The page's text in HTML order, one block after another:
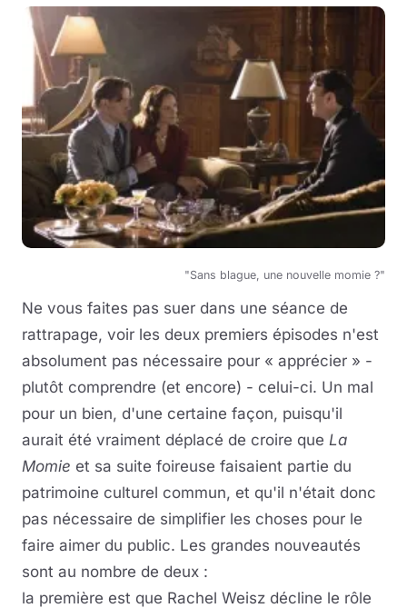
"Sans blague, une nouvelle momie ?"
Ne vous faites pas suer dans une séance de
rattrapage, voir les deux premiers épisodes n'est
absolument pas nécessaire pour « apprécier » -
plutôt comprendre (et encore) - celui-ci. Un mal
pour un bien, d'une certaine façon, puisqu'il
aurait été vraiment déplacé de croire que La
Momie et sa suite foireuse faisaient partie du
patrimoine culturel commun, et qu'il n'était donc
pas nécessaire de simplifier les choses pour le
faire aimer du public. Les grandes nouveautés
sont au nombre de deux :
la première est que Rachel Weisz décline le rôle